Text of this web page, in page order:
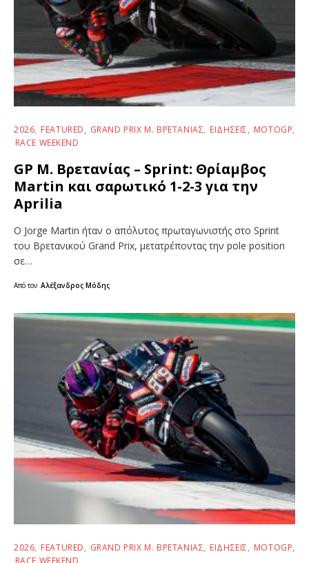
2026 FEATURED GRAND PRIX Μ. ΒΡΕΤΑΝΊΑΣ ΕΙΔΉΣΕΙΣ
MOTOGP
RACE WEEKEND
GP Μ. Βρετανίας – Sprint: Θρίαμβος
Martin και σαρωτικό 1-2-3 για την
Aprilia
Ο Jorge Martin ήταν ο απόλυτος πρωταγωνιστής στο Sprint
του Βρετανικού Grand Prix, μετατρέποντας την pole position
σε…
Από τον Αλέξανδρος Μόδης
2026 FEATURED GRAND PRIX Μ. ΒΡΕΤΑΝΊΑΣ ΕΙΔΉΣΕΙΣ
MOTOGP